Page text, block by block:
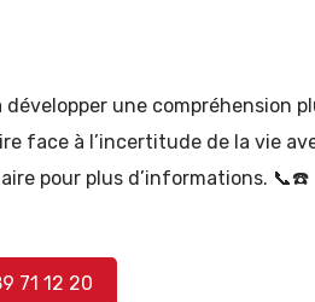
une compréhension
face à l’incertitude de la vie
pour plus d’informations. 📞☎️
71 12 20